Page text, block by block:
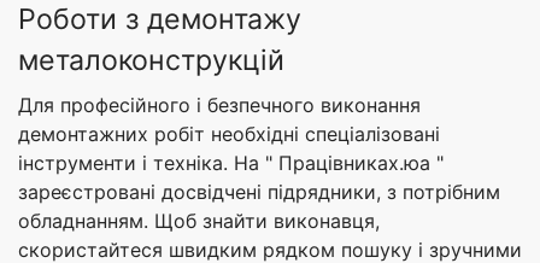
Роботи з демонтажу
металоконструкцій
Для професійного і безпечного виконання
демонтажних робіт необхідні спеціалізовані
інструменти і техніка. На " Працівниках.юа "
зареєстровані досвідчені підрядники, з потрібним
обладнанням. Щоб знайти виконавця,
скористайтеся швидким рядком пошуку і зручними